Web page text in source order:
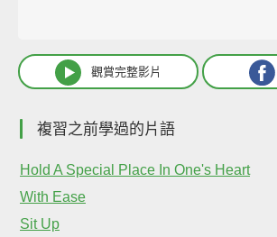
觀賞完整影片
複習之前學過的片語
Hold A Special Place In One's Heart
With Ease
Sit Up